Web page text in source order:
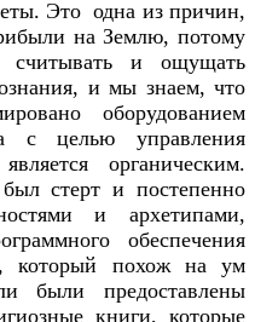
Это одна из причин,
на Землю, потому
и ощущать
и мы знаем, что
оборудованием
с целью управления
органическим.
стерт и постепенно
и архетипами,
обеспечения
который похож на ум
были предоставлены
книги, которые